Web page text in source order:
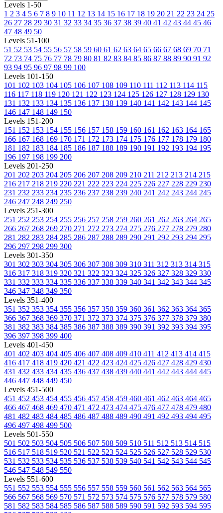
Levels 1-50
1 2 3 4 5 6 7 8 9 10 11 12 13 14 15 16 17 18 19 20 21 22 23 24 25
26 27 28 29 30 31 32 33 34 35 36 37 38 39 40 41 42 43 44 45 46
47 48 49 50
Levels 51-100
51 52 53 54 55 56 57 58 59 60 61 62 63 64 65 66 67 68 69 70 71
72 73 74 75 76 77 78 79 80 81 82 83 84 85 86 87 88 89 90 91 92
93 94 95 96 97 98 99 100
Levels 101-150
101 102 103 104 105 106 107 108 109 110 111 112 113 114 115
116 117 118 119 120 121 122 123 124 125 126 127 128 129 130
131 132 133 134 135 136 137 138 139 140 141 142 143 144 145
146 147 148 149 150
Levels 151-200
151 152 153 154 155 156 157 158 159 160 161 162 163 164 165
166 167 168 169 170 171 172 173 174 175 176 177 178 179 180
181 182 183 184 185 186 187 188 189 190 191 192 193 194 195
196 197 198 199 200
Levels 201-250
201 202 203 204 205 206 207 208 209 210 211 212 213 214 215
216 217 218 219 220 221 222 223 224 225 226 227 228 229 230
231 232 233 234 235 236 237 238 239 240 241 242 243 244 245
246 247 248 249 250
Levels 251-300
251 252 253 254 255 256 257 258 259 260 261 262 263 264 265
266 267 268 269 270 271 272 273 274 275 276 277 278 279 280
281 282 283 284 285 286 287 288 289 290 291 292 293 294 295
296 297 298 299 300
Levels 301-350
301 302 303 304 305 306 307 308 309 310 311 312 313 314 315
316 317 318 319 320 321 322 323 324 325 326 327 328 329 330
331 332 333 334 335 336 337 338 339 340 341 342 343 344 345
346 347 348 349 350
Levels 351-400
351 352 353 354 355 356 357 358 359 360 361 362 363 364 365
366 367 368 369 370 371 372 373 374 375 376 377 378 379 380
381 382 383 384 385 386 387 388 389 390 391 392 393 394 395
396 397 398 399 400
Levels 401-450
401 402 403 404 405 406 407 408 409 410 411 412 413 414 415
416 417 418 419 420 421 422 423 424 425 426 427 428 429 430
431 432 433 434 435 436 437 438 439 440 441 442 443 444 445
446 447 448 449 450
Levels 451-500
451 452 453 454 455 456 457 458 459 460 461 462 463 464 465
466 467 468 469 470 471 472 473 474 475 476 477 478 479 480
481 482 483 484 485 486 487 488 489 490 491 492 493 494 495
496 497 498 499 500
Levels 501-550
501 502 503 504 505 506 507 508 509 510 511 512 513 514 515
516 517 518 519 520 521 522 523 524 525 526 527 528 529 530
531 532 533 534 535 536 537 538 539 540 541 542 543 544 545
546 547 548 549 550
Levels 551-600
551 552 553 554 555 556 557 558 559 560 561 562 563 564 565
566 567 568 569 570 571 572 573 574 575 576 577 578 579 580
581 582 583 584 585 586 587 588 589 590 591 592 593 594 595